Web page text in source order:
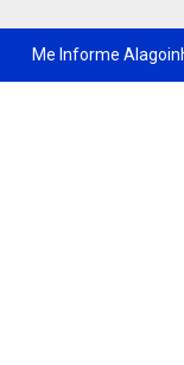
Me Informe